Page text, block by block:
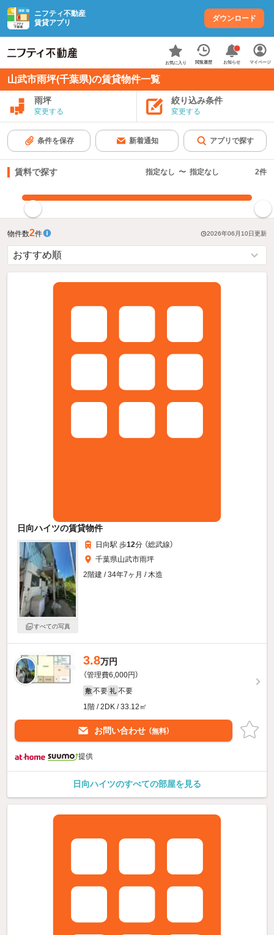
ニフティ不動産
賃貸アプリ
ダウンロード
お気に入り 閲覧履歴 お知らせ マイページ
山武市雨坪(千葉県)の賃貸物件一覧
雨坪
変更する
絞り込み条件
変更する
条件を保存 新着通知 アプリで探す
賃料で探す 指定なし 〜 指定なし 2件
物件数2件 2026年06月10日更新
日向ハイツの賃貸物件
すべての写真
日向駅 歩12分 （総武線）
千葉県山武市雨坪
2階建 / 34年7ヶ月 / 木造
3.8万円
（管理費6,000円）
敷 不要 礼 不要
1階 / 2DK / 33.12㎡
お問い合わせ （無料）
提供
日向ハイツのすべての部屋を見る